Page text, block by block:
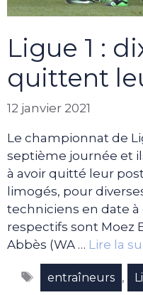
Ligue 1 :
quittent
12 janvier 2021
Le championnat de
septième journée et
à avoir quitté leur
limogés, pour
techniciens en date
respectifs sont Moez
Abbès (WA … Lire la
Étiquettes
entraîneurs ,